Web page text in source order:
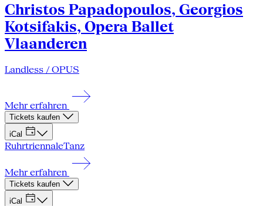
Christos Papadopoulos, Georgios
Kotsifakis, Opera Ballet
Vlaanderen
Landless / OPUS
Mehr erfahren
Tickets kaufen
iCal
RuhrtriennaleTanz
Mehr erfahren
Tickets kaufen
iCal